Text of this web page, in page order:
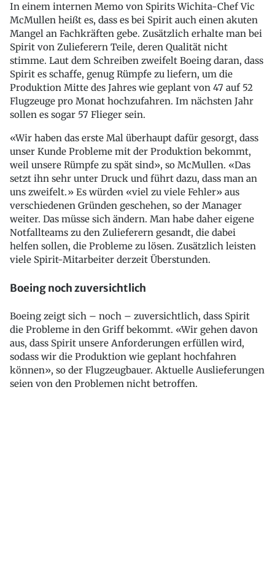
In einem internen Memo von Spirits Wichita-Chef Vic
McMullen heißt es, dass es bei Spirit auch einen akuten
Mangel an Fachkräften gebe. Zusätzlich erhalte man bei
Spirit von Zulieferern Teile, deren Qualität nicht
stimme. Laut dem Schreiben zweifelt Boeing daran, dass
Spirit es schaffe, genug Rümpfe zu liefern, um die
Produktion Mitte des Jahres wie geplant von 47 auf 52
Flugzeuge pro Monat hochzufahren. Im nächsten Jahr
sollen es sogar 57 Flieger sein.
«Wir haben das erste Mal überhaupt dafür gesorgt, dass
unser Kunde Probleme mit der Produktion bekommt,
weil unsere Rümpfe zu spät sind», so McMullen. «Das
setzt ihn sehr unter Druck und führt dazu, dass man an
uns zweifelt.» Es würden «viel zu viele Fehler» aus
verschiedenen Gründen geschehen, so der Manager
weiter. Das müsse sich ändern. Man habe daher eigene
Notfallteams zu den Zulieferern gesandt, die dabei
helfen sollen, die Probleme zu lösen. Zusätzlich leisten
viele Spirit-Mitarbeiter derzeit Überstunden.
Boeing noch zuversichtlich
Boeing zeigt sich – noch – zuversichtlich, dass Spirit
die Probleme in den Griff bekommt. «Wir gehen davon
aus, dass Spirit unsere Anforderungen erfüllen wird,
sodass wir die Produktion wie geplant hochfahren
können», so der Flugzeugbauer. Aktuelle Auslieferungen
seien von den Problemen nicht betroffen.